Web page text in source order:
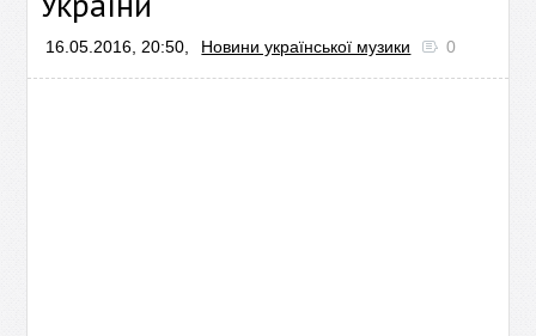
16.05.2016, 20:50, Новини української музики 0